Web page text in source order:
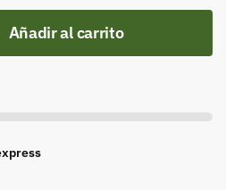
Añadir al carrito